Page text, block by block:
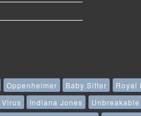
Oppenheimer Baby Sitter Royal
Virus Indiana Jones Unbreakable